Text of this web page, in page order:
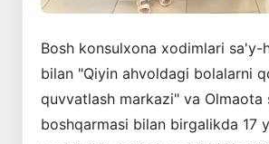
Bosh konsulxona xodimlari sa'y-
bilan "Qiyin ahvoldagi bolalarni
quvvatlash markazi" va Olmaota
boshqarmasi bilan birgalikda 17